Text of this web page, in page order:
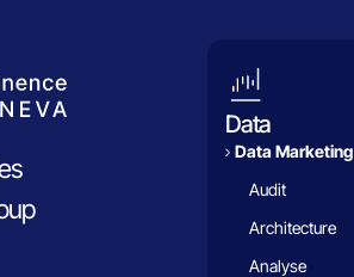
Data
Data Marketing
Audit
Architecture
Analyse